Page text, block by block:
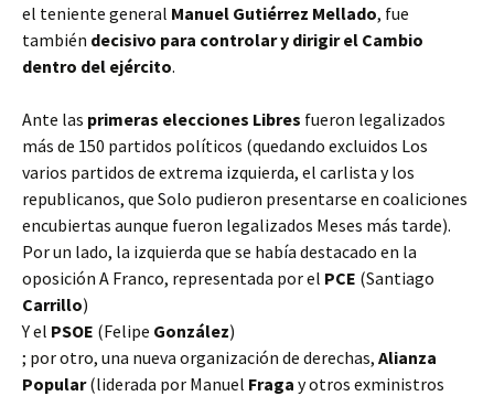
el teniente general Manuel Gutiérrez Mellado, fue
también decisivo para controlar y dirigir el Cambio
dentro del ejército.
Ante las primeras elecciones Libres fueron legalizados
más de 150 partidos políticos (quedando excluidos Los
varios partidos de extrema izquierda, el carlista y los
republicanos, que Solo pudieron presentarse en coaliciones
encubiertas aunque fueron legalizados Meses más tarde).
Por un lado, la izquierda que se había destacado en la
oposición A Franco, representada por el PCE (Santiago
Carrillo)
Y el PSOE (Felipe González)
; por otro, una nueva organización de derechas, Alianza
Popular(liderada por Manuel Fraga y otros exministros